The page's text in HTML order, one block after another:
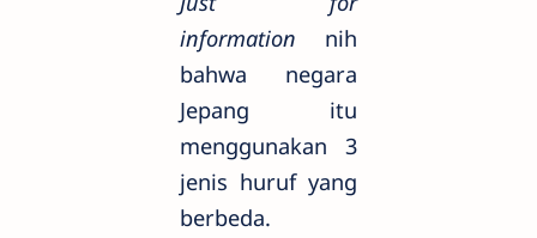
information nih
bahwa negara
Jepang itu
menggunakan 3
jenis huruf yang
berbeda.